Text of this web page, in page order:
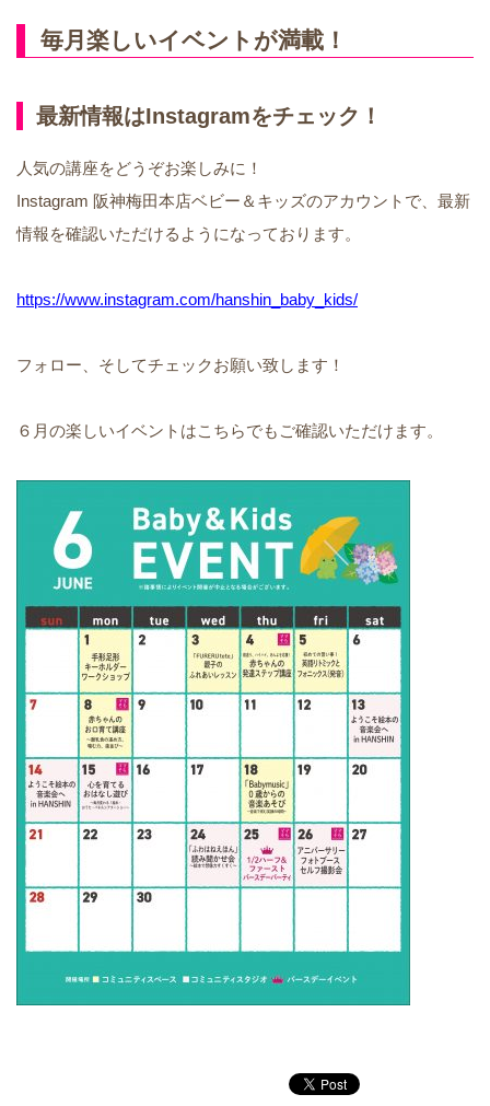
毎月楽しいイベントが満載！
最新情報はInstagramをチェック！
人気の講座をどうぞお楽しみに！
Instagram 阪神梅田本店ベビー＆キッズのアカウントで、最新
情報を確認いただけるようになっております。
https://www.instagram.com/hanshin_baby_kids/
フォロー、そしてチェックお願い致します！
６月の楽しいイベントはこちらでもご確認いただけます。